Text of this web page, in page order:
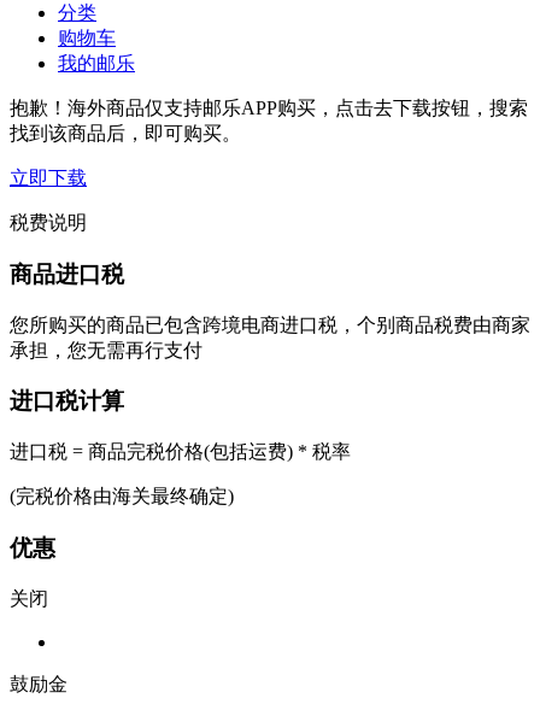
分类
购物车
我的邮乐
抱歉！海外商品仅支持邮乐APP购买，点击去下载按钮，搜索
找到该商品后，即可购买。
立即下载
税费说明
商品进口税
您所购买的商品已包含跨境电商进口税，个别商品税费由商家
承担，您无需再行支付
进口税计算
进口税 = 商品完税价格(包括运费) * 税率
(完税价格由海关最终确定)
优惠
关闭
鼓励金